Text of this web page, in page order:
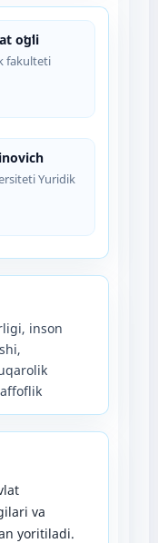
oʻgʻli
fakulteti
Yuridik
inson
va
yoritiladi.